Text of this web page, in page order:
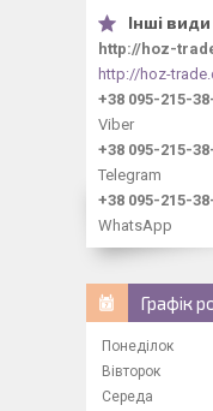
http://hoz-
http://hoz-
+38 095-215-
Viber
+38 095-215-
Telegram
+38 095-215-
WhatsApp
Графік
Понеділок
Вівторок
Середа